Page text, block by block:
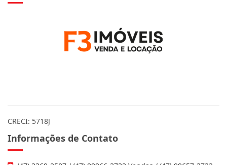
CRECI: 5718J
Informações de Contato